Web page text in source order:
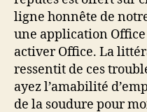
ligne honnête de
une application
activer Office. La
ressentit de ces
ayez l’amabilité
de la soudure pour